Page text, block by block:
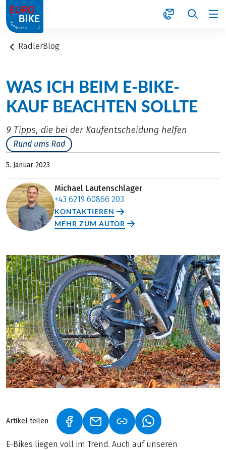
1
RadlerBlog
WAS ICH BEIM E-BIKE-
KAUF BEACHTEN SOLLTE
9 Tipps, die bei der Kaufentscheidung helfen
Rund ums Rad
5. Januar 2023
Michael Lautenschlager
+43 6219 60866 203
KONTAKTIEREN
MEHR ZUM AUTOR
Artikel teilen (LINK ÖFFNET IN NEUEM TAB)
(LINK ÖFFNET IN NEUEM TAB)
(LINK ÖFFNET IN
E-Bikes liegen voll im Trend. Auch auf unseren